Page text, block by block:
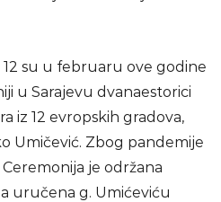
su u februaru ove godine
u Sarajevu dvanaestorici
iz 12 evropskih gradova,
Umičević. Zbog pandemije
je održana
uručena g. Umićeviću